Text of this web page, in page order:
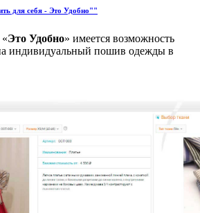
для себя - Это Удобно""
Это Удобно» имеется возможность
индивидуальный пошив одежды в